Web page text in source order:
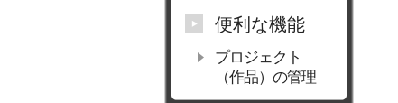
便利な機能
プロジェクト
（作品）の管理